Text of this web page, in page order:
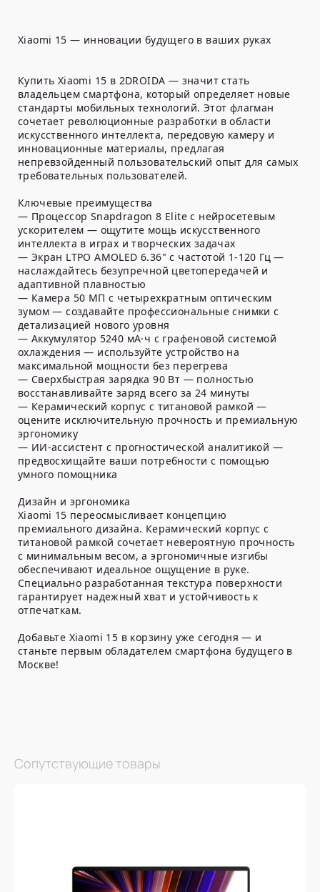
Xiaomi 15 — инновации будущего в ваших руках
Купить Xiaomi 15 в 2DROIDA — значит стать
владельцем смартфона, который определяет новые
стандарты мобильных технологий. Этот флагман
сочетает революционные разработки в области
искусственного интеллекта, передовую камеру и
инновационные материалы, предлагая
непревзойденный пользовательский опыт для самых
требовательных пользователей.
Ключевые преимущества
— Процессор Snapdragon 8 Elite с нейросетевым
ускорителем — ощутите мощь искусственного
интеллекта в играх и творческих задачах
— Экран LTPO AMOLED 6.36" с частотой 1-120 Гц —
наслаждайтесь безупречной цветопередачей и
адаптивной плавностью
— Камера 50 МП с четырехкратным оптическим
зумом — создавайте профессиональные снимки с
детализацией нового уровня
— Аккумулятор 5240 мА·ч с графеновой системой
охлаждения — используйте устройство на
максимальной мощности без перегрева
— Сверхбыстрая зарядка 90 Вт — полностью
восстанавливайте заряд всего за 24 минуты
— Керамический корпус с титановой рамкой —
оцените исключительную прочность и премиальную
эргономику
— ИИ-ассистент с прогностической аналитикой —
предвосхищайте ваши потребности с помощью
умного помощника
Дизайн и эргономика
Xiaomi 15 переосмысливает концепцию
премиального дизайна. Керамический корпус с
титановой рамкой сочетает невероятную прочность
с минимальным весом, а эргономичные изгибы
обеспечивают идеальное ощущение в руке.
Специально разработанная текстура поверхности
гарантирует надежный хват и устойчивость к
отпечаткам.
Добавьте Xiaomi 15 в корзину уже сегодня — и
станьте первым обладателем смартфона будущего в
Москве!
Сопутствующие товары